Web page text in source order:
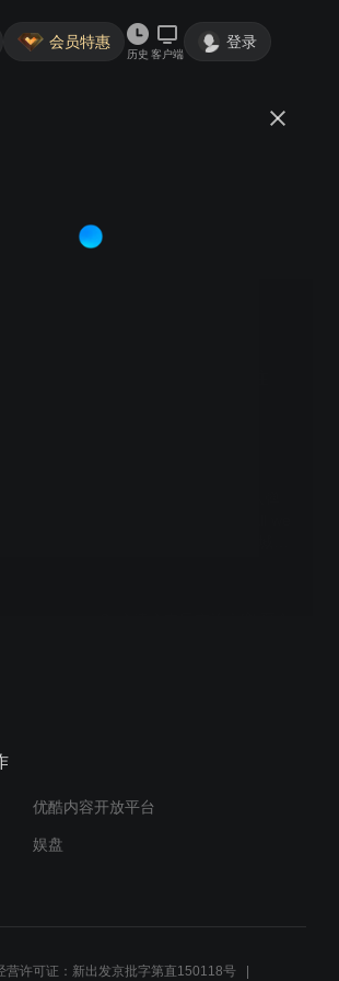
会员特惠
历史 客户端
登录
no-ba
STYLE～（日本語）4
STYLE～（日本語）5
优酷内容开放平台
娱盘
营许可证：新出发京批字第直150118号